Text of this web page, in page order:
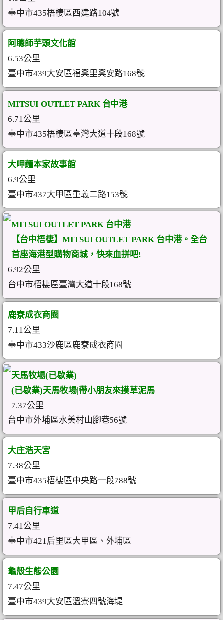
臺中市435梧棲區西建路104號
阿聰師芋頭文化館
6.53公里
臺中市439大安區福興里興安路168號
MITSUI OUTLET PARK 台中港
6.71公里
臺中市435梧棲區臺灣大道十段168號
大呷麵本家故事館
6.9公里
臺中市437大甲區重義二路153號
MITSUI OUTLET PARK 台中港
【台中梧棲】MITSUI OUTLET PARK 台中港。全台
首座海港型購物商城，快來血拼吧!
6.92公里
台中市梧棲區臺灣大道十段168號
鹿寮成衣商圈
7.11公里
臺中市433沙鹿區鹿寮成衣商圈
天馬牧場(已歇業)
(已歇業)天馬牧場|帶小朋友來摸草泥馬
7.37公里
台中市外埔區水美村山腳巷56號
大庄浩天宮
7.38公里
臺中市435梧棲區中央路一段788號
甲后自行車道
7.41公里
臺中市421后里區大甲區、外埔區
龜殼生態公園
7.47公里
臺中市439大安區溫寮四號海堤